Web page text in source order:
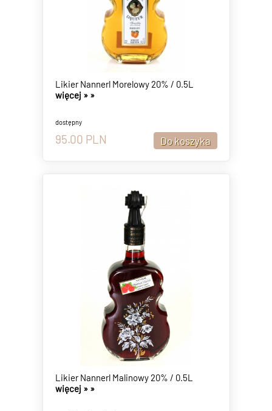
Likier Nannerl Morelowy 20% / 0.5L
więcej » »
dostępny
95.00 PLN
Likier Nannerl Malinowy 20% / 0.5L
więcej » »